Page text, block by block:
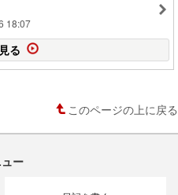
18:07
る
このページの上に戻る
ュー